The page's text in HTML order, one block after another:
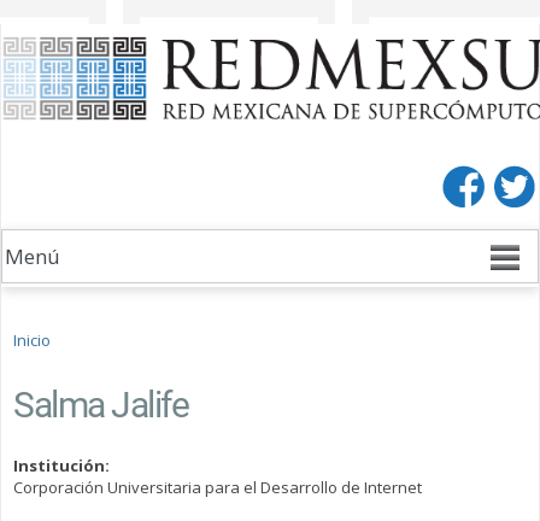
Pasar al
contenido
principal
Pasar a
la barra
lateral
derecha
Se encuentra usted aquí
Inicio
Salma Jalife
Institución:
Corporación Universitaria para el Desarrollo de Internet